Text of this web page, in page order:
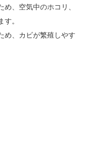
、空気中のホコリ、
。
め、カビが繁殖しやす